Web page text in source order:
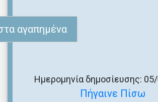
αγαπημένα
Πήγαινε Πίσω
Ημερομηνία δημοσίευσης: